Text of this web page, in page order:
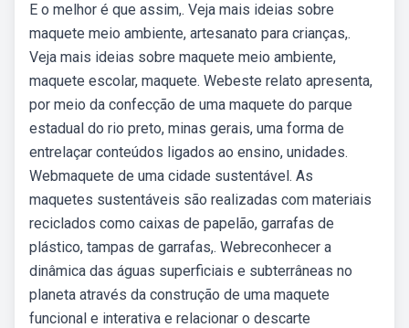
E o melhor é que assim,. Veja mais ideias sobre
maquete meio ambiente, artesanato para crianças,.
Veja mais ideias sobre maquete meio ambiente,
maquete escolar, maquete. Webeste relato apresenta,
por meio da confecção de uma maquete do parque
estadual do rio preto, minas gerais, uma forma de
entrelaçar conteúdos ligados ao ensino, unidades.
Webmaquete de uma cidade sustentável. As
maquetes sustentáveis são realizadas com materiais
reciclados como caixas de papelão, garrafas de
plástico, tampas de garrafas,. Webreconhecer a
dinâmica das águas superficiais e subterrâneas no
planeta através da construção de uma maquete
funcional e interativa e relacionar o descarte